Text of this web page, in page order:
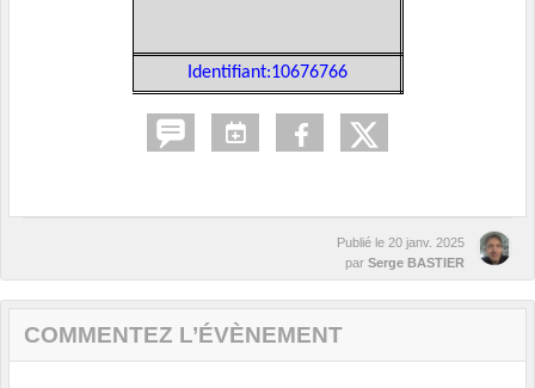
Identifiant:10676766
Publié le 20 janv. 2025
par Serge BASTIER
COMMENTEZ L’ÉVÈNEMENT